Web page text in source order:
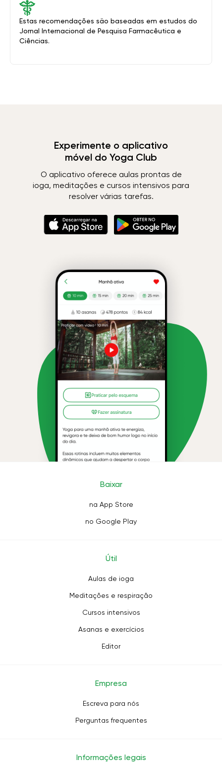
Estas recomendações são baseadas em estudos do
Jornal Internacional de Pesquisa Farmacêutica e
Ciências.
Experimente o aplicativo
móvel do Yoga Club
O aplicativo oferece aulas prontas de
ioga, meditações e cursos intensivos para
resolver várias tarefas.
Baixar
na App Store
no Google Play
Útil
Aulas de ioga
Meditações e respiração
Cursos intensivos
Asanas e exercícios
Editor
Empresa
Escreva para nós
Perguntas frequentes
Informações legais